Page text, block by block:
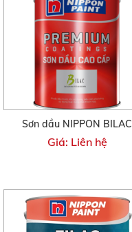
Sơn dầu NIPPON BILAC
Giá: Liên hệ